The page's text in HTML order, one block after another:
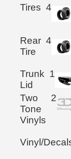
Tires 4
Rear
Tire
4
Trunk
Lid
1
Two
Tone
Vinyls
2
Vinyl/